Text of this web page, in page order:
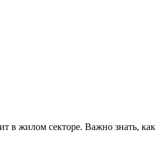
жилом секторе. Важно знать, как